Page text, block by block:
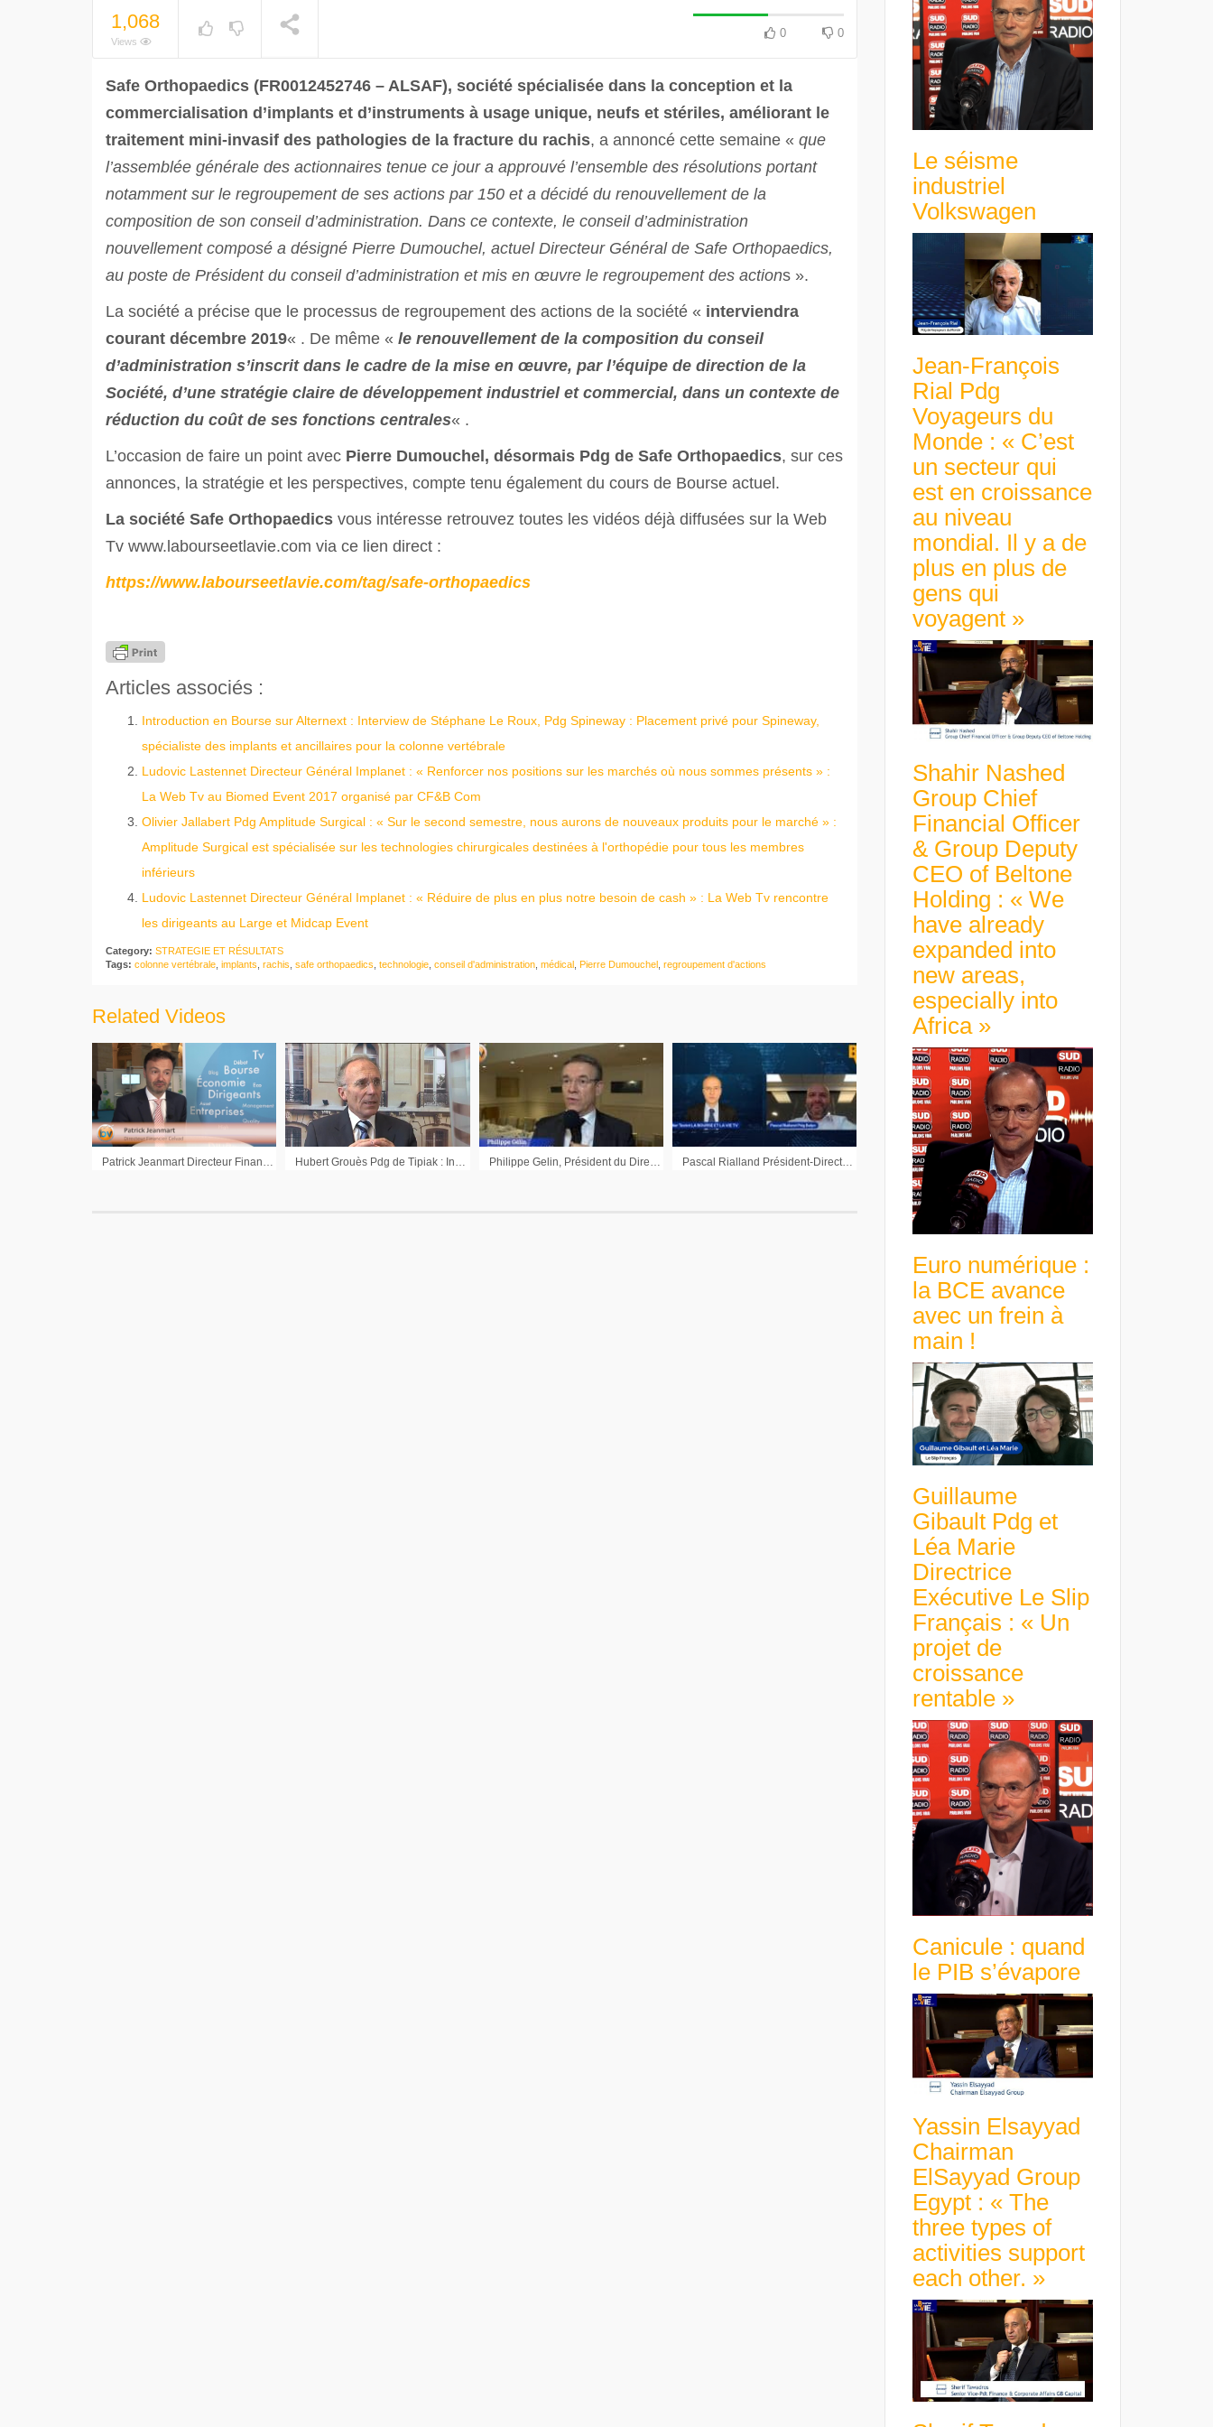
1,068
Views
0 0
Safe Orthopaedics (FR0012452746 – ALSAF), société spécialisée dans la conception et la
commercialisation d’implants et d’instruments à usage unique, neufs et stériles, améliorant le
traitement mini-invasif des pathologies de la fracture du rachis, a annoncé cette semaine « que
l’assemblée générale des actionnaires tenue ce jour a approuvé l’ensemble des résolutions portant
notamment sur le regroupement de ses actions par 150 et a décidé du renouvellement de la
composition de son conseil d’administration. Dans ce contexte, le conseil d’administration
nouvellement composé a désigné Pierre Dumouchel, actuel Directeur Général de Safe Orthopaedics,
au poste de Président du conseil d’administration et mis en œuvre le regroupement des actions ».
La société a précise que le processus de regroupement des actions de la société « interviendra
courant décembre 2019« . De même « le renouvellement de la composition du conseil
d’administration s’inscrit dans le cadre de la mise en œuvre, par l’équipe de direction de la
Société, d’une stratégie claire de développement industriel et commercial, dans un contexte de
réduction du coût de ses fonctions centrales« .
L’occasion de faire un point avec Pierre Dumouchel, désormais Pdg de Safe Orthopaedics, sur ces
annonces, la stratégie et les perspectives, compte tenu également du cours de Bourse actuel.
La société Safe Orthopaedics vous intéresse retrouvez toutes les vidéos déjà diffusées sur la Web
Tv www.labourseetlavie.com via ce lien direct :
https://www.labourseetlavie.com/tag/safe-orthopaedics
Articles associés :
Introduction en Bourse sur Alternext : Interview de Stéphane Le Roux, Pdg Spineway : Placement privé pour Spineway,
spécialiste des implants et ancillaires pour la colonne vertébrale
Ludovic Lastennet Directeur Général Implanet : « Renforcer nos positions sur les marchés où nous sommes présents » :
La Web Tv au Biomed Event 2017 organisé par CF&B Com
Olivier Jallabert Pdg Amplitude Surgical : « Sur le second semestre, nous aurons de nouveaux produits pour le marché » :
Amplitude Surgical est spécialisée sur les technologies chirurgicales destinées à l'orthopédie pour tous les membres
inférieurs
Ludovic Lastennet Directeur Général Implanet : « Réduire de plus en plus notre besoin de cash » : La Web Tv rencontre
les dirigeants au Large et Midcap Event
Category: STRATEGIE ET RÉSULTATS
Tags: colonne vertébrale implants rachis safe orthopaedics technologie conseil d'administration médical Pierre Dumouchel regroupement d'actions
Related Videos
Pascal Rialland Président-Directeur Général Balyo : « Notre sujet c’est la croissance »
Le séisme
industriel
Volkswagen
Jean-François
Rial Pdg
Voyageurs du
Monde : « C’est
un secteur qui
est en croissance
au niveau
mondial. Il y a de
plus en plus de
gens qui
voyagent »
Shahir Nashed
Group Chief
Financial Officer
& Group Deputy
CEO of Beltone
Holding : « We
have already
expanded into
new areas,
especially into
Africa »
Euro numérique :
la BCE avance
avec un frein à
main !
Guillaume
Gibault Pdg et
Léa Marie
Directrice
Exécutive Le Slip
Français : « Un
projet de
croissance
rentable »
Canicule : quand
le PIB s’évapore
Yassin Elsayyad
Chairman
ElSayyad Group
Egypt : « The
three types of
activities support
each other. »